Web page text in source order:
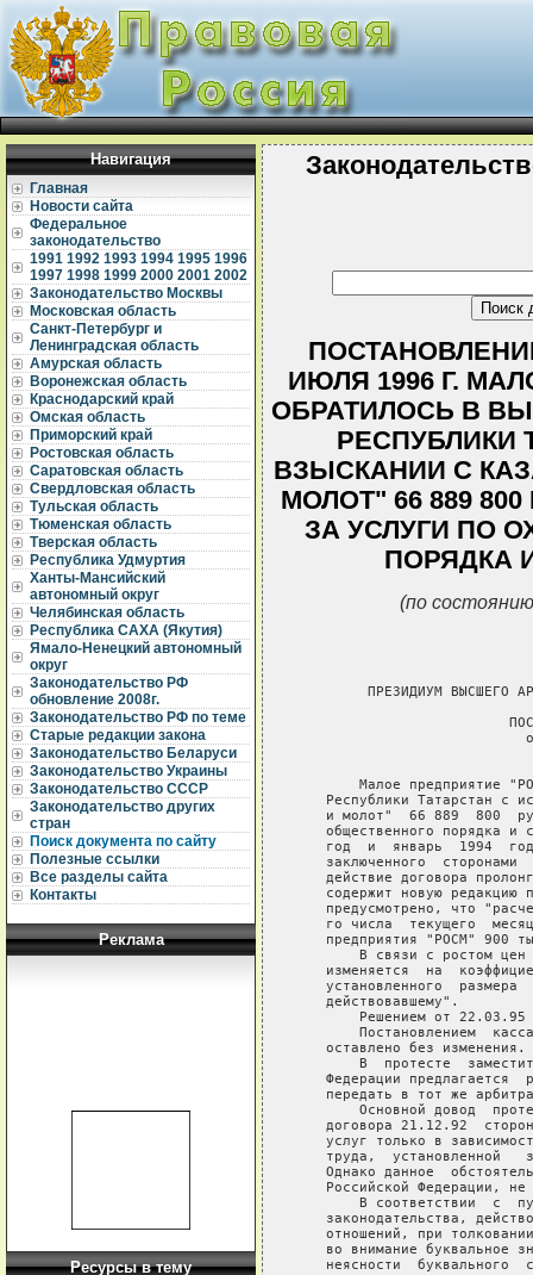
Навигация
Главная
Новости сайта
Федеральное
законодательство
1991 1992 1993 1994 1995 1996
1997 1998 1999 2000 2001 2002
Законодательство Москвы
Московская область
Санкт-Петербург и
Ленинградская область
Амурская область
Воронежская область
Краснодарский край
Омская область
Приморский край
Ростовская область
Саратовская область
Свердловская область
Тульская область
Тюменская область
Тверская область
Республика Удмуртия
Ханты-Мансийский
автономный округ
Челябинская область
Республика САХА (Якутия)
Ямало-Ненецкий автономный
округ
Законодательство РФ
обновление 2008г.
Законодательство РФ по теме
Старые редакции закона
Законодательство Беларуси
Законодательство Украины
Законодательство СССР
Законодательство других
стран
Поиск документа по сайту
Полезные ссылки
Все разделы сайта
Контакты
Реклама
Ресурсы в тему
ИЮЛЯ 1996 Г.
ОБРАТИЛОСЬ В
РЕСПУБЛИКИ
ВЗЫСКАНИИ С
МОЛОТ" 66 889
ЗА УСЛУГИ ПО
ПОРЯДКА
(по
ПРЕЗИДИУМ ВЫСШЕГО
Малое предприятие
Республики Татарстан с
и молот"  66 889  800
общественного порядка и
год  и  январь  1994
заключенного  сторонами
действие договора
содержит новую редакцию
предусмотрено, что
го числа  текущего
предприятия "РОСМ" 900
В связи с ростом
изменяется  на
установленного  размера
    действовавшему".
Решением от 22.03.95
Постановлением
    оставлено без изменения.
В  протесте
Федерации предлагается
передать в тот же
Основной довод
договора 21.12.92
услуг только в
труда,  установленной
Однако данное
Российской Федерации,
В соответствии  с
законодательства,
отношений, при
во внимание буквальное
неясности  буквального